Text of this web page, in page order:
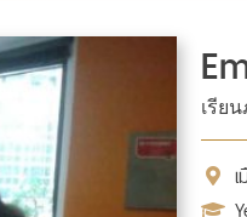
เรีย